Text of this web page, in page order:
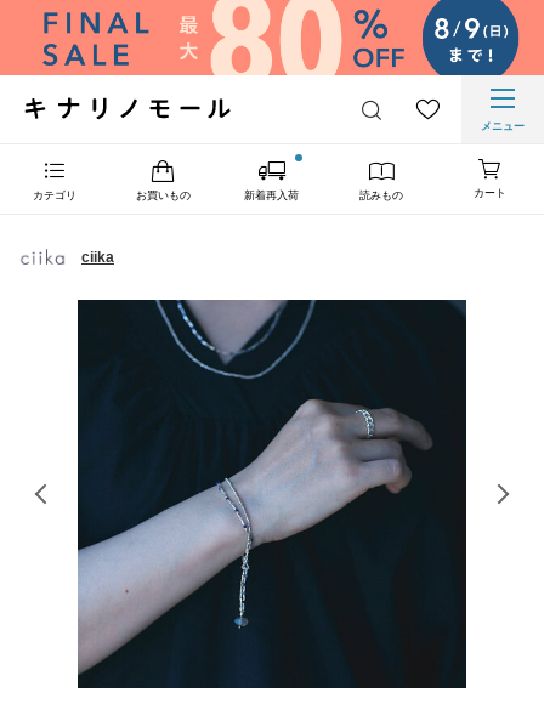
メニュー
カテゴリ お買いもの 新着再入荷 読みもの カート
ciika